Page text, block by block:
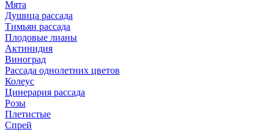
Мята
Душица рассада
Тимьян рассада
Плодовые лианы
Актинидия
Виноград
Рассада однолетних цветов
Колеус
Цинерария рассада
Розы
Плетистые
Спрей